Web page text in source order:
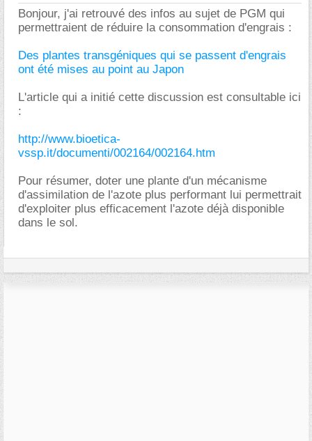
Bonjour, j'ai retrouvé des infos au sujet de PGM qui
permettraient de réduire la consommation d'engrais :
Des plantes transgéniques qui se passent d'engrais
ont été mises au point au Japon
L'article qui a initié cette discussion est consultable ici
:
http://www.bioetica-
vssp.it/documenti/002164/002164.htm
Pour résumer, doter une plante d'un mécanisme
d'assimilation de l'azote plus performant lui permettrait
d'exploiter plus efficacement l'azote déjà disponible
dans le sol.